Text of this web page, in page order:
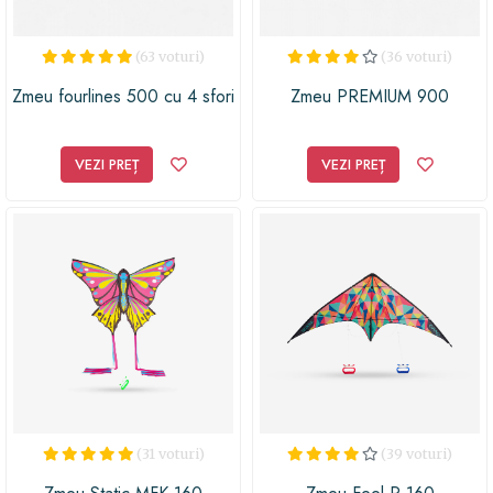
(63 voturi)
Zmeu fourlines 500 cu 4 sfori
VEZI PREȚ
(36 voturi)
Zmeu PREMIUM 900
VEZI PREȚ
(31 voturi) (39 voturi)